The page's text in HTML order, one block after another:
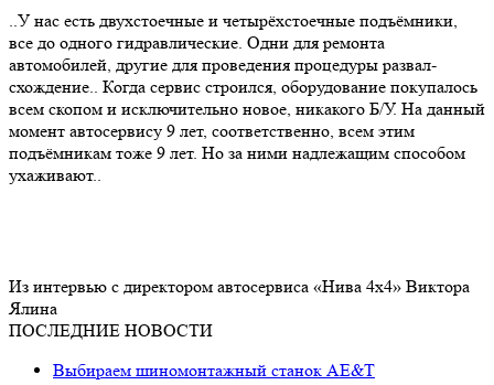
..У нас есть двухстоечные и четырёхстоечные подъёмники,
все до одного гидравлические. Одни для ремонта
автомобилей, другие для проведения процедуры развал-
схождение.. Когда сервис строился, оборудование покупалось
всем скопом и исключительно новое, никакого Б/У. На данный
момент автосервису 9 лет, соответственно, всем этим
подъёмникам тоже 9 лет. Но за ними надлежащим способом
ухаживают..
Из интервью с директором автосервиса «Нива 4х4» Виктора
Ялина
ПОСЛЕДНИЕ НОВОСТИ
Выбираем шиномонтажный станок AE&T